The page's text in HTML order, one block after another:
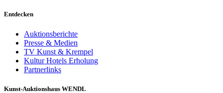
Entdecken
Auktionsberichte
Presse & Medien
TV Kunst & Krempel
Kultur Hotels Erholung
Partnerlinks
Kunst-Auktionshaus WENDL